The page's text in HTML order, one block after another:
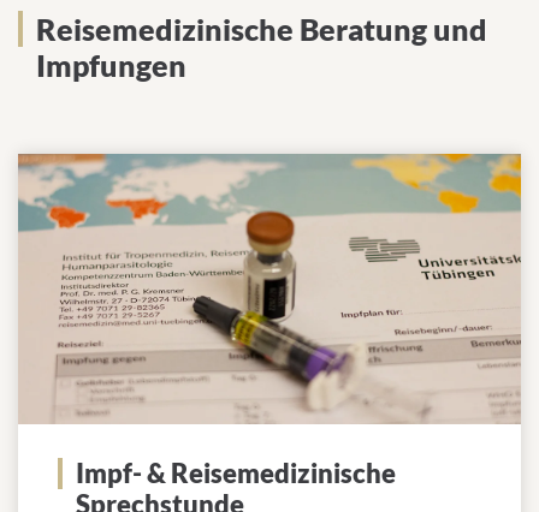
Reisemedizinische Beratung und
Impfungen
Impf- & Reisemedizinische
Sprechstunde